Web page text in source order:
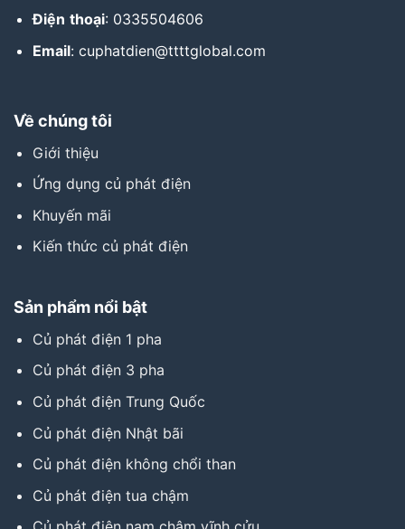
Điện thoại: 0335504606
Email: cuphatdien@ttttglobal.com
Về chúng tôi
Giới thiệu
Ứng dụng củ phát điện
Khuyến mãi
Kiến thức củ phát điện
Sản phẩm nổi bật
Củ phát điện 1 pha
Củ phát điện 3 pha
Củ phát điện Trung Quốc
Củ phát điện Nhật bãi
Củ phát điện không chổi than
Củ phát điện tua chậm